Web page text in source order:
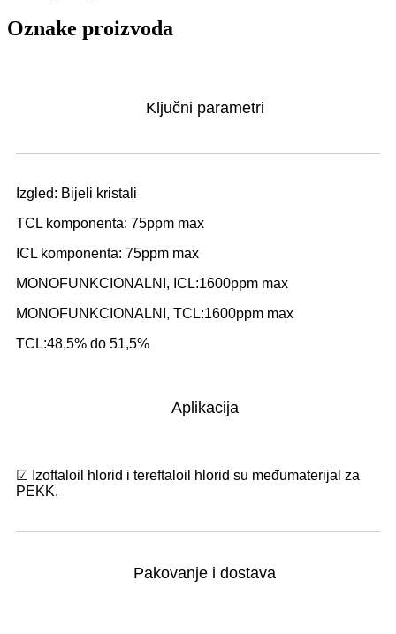
Oznake proizvoda
Ključni parametri
Izgled: Bijeli kristali
TCL komponenta: 75ppm max
ICL komponenta: 75ppm max
MONOFUNKCIONALNI, ICL:1600ppm max
MONOFUNKCIONALNI, TCL:1600ppm max
TCL:48,5% do 51,5%
Aplikacija
☑ Izoftaloil hlorid i tereftaloil hlorid su međumaterijal za
PEKK.
Pakovanje i dostava